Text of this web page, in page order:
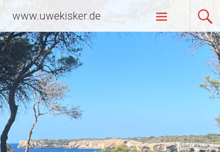
Inhalt
springen
www.uwekisker.de